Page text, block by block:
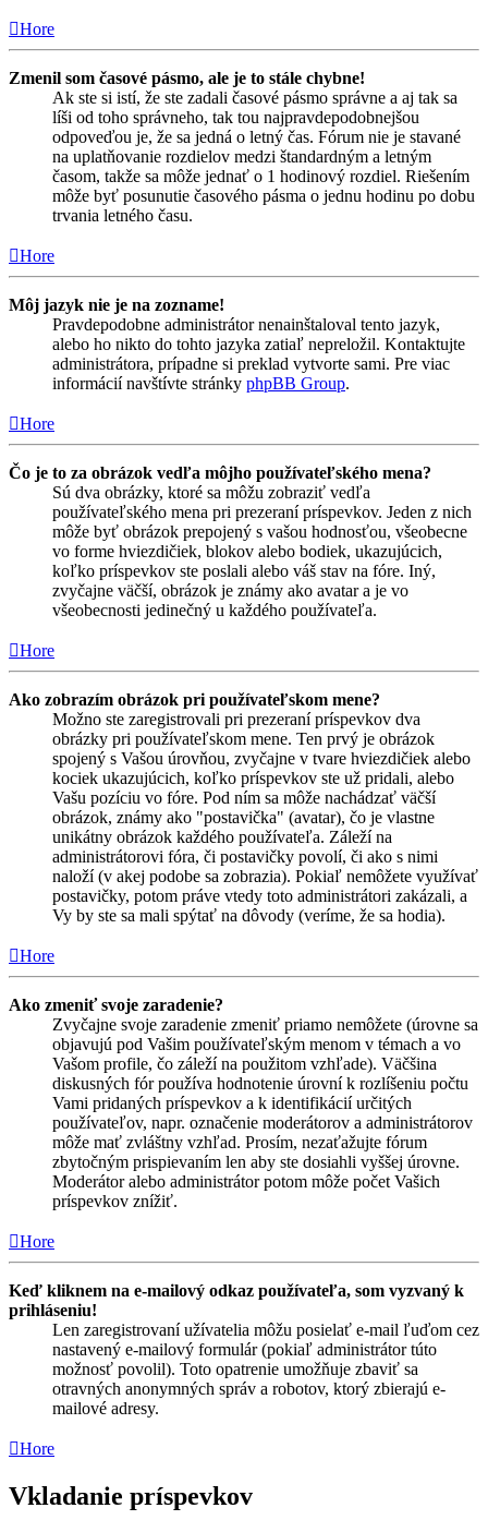
Hore
Zmenil som časové pásmo, ale je to stále chybne!
Ak ste si istí, že ste zadali časové pásmo správne a aj tak sa
líši od toho správneho, tak tou najpravdepodobnejšou
odpoveďou je, že sa jedná o letný čas. Fórum nie je stavané
na uplatňovanie rozdielov medzi štandardným a letným
časom, takže sa môže jednať o 1 hodinový rozdiel. Riešením
môže byť posunutie časového pásma o jednu hodinu po dobu
trvania letného času.
Hore
Môj jazyk nie je na zozname!
Pravdepodobne administrátor nenainštaloval tento jazyk,
alebo ho nikto do tohto jazyka zatiaľ nepreložil. Kontaktujte
administrátora, prípadne si preklad vytvorte sami. Pre viac
informácií navštívte stránky phpBB Group.
Hore
Čo je to za obrázok vedľa môjho používateľského mena?
Sú dva obrázky, ktoré sa môžu zobraziť vedľa
používateľského mena pri prezeraní príspevkov. Jeden z nich
môže byť obrázok prepojený s vašou hodnosťou, všeobecne
vo forme hviezdičiek, blokov alebo bodiek, ukazujúcich,
koľko príspevkov ste poslali alebo váš stav na fóre. Iný,
zvyčajne väčší, obrázok je známy ako avatar a je vo
všeobecnosti jedinečný u každého používateľa.
Hore
Ako zobrazím obrázok pri používateľskom mene?
Možno ste zaregistrovali pri prezeraní príspevkov dva
obrázky pri používateľskom mene. Ten prvý je obrázok
spojený s Vašou úrovňou, zvyčajne v tvare hviezdičiek alebo
kociek ukazujúcich, koľko príspevkov ste už pridali, alebo
Vašu pozíciu vo fóre. Pod ním sa môže nachádzať väčší
obrázok, známy ako "postavička" (avatar), čo je vlastne
unikátny obrázok každého používateľa. Záleží na
administrátorovi fóra, či postavičky povolí, či ako s nimi
naloží (v akej podobe sa zobrazia). Pokiaľ nemôžete využívať
postavičky, potom práve vtedy toto administrátori zakázali, a
Vy by ste sa mali spýtať na dôvody (veríme, že sa hodia).
Hore
Ako zmeniť svoje zaradenie?
Zvyčajne svoje zaradenie zmeniť priamo nemôžete (úrovne sa
objavujú pod Vašim používateľským menom v témach a vo
Vašom profile, čo záleží na použitom vzhľade). Väčšina
diskusných fór používa hodnotenie úrovní k rozlíšeniu počtu
Vami pridaných príspevkov a k identifikácií určitých
používateľov, napr. označenie moderátorov a administrátorov
môže mať zvláštny vzhľad. Prosím, nezaťažujte fórum
zbytočným prispievaním len aby ste dosiahli vyššej úrovne.
Moderátor alebo administrátor potom môže počet Vašich
príspevkov znížiť.
Hore
Keď kliknem na e-mailový odkaz používateľa, som vyzvaný k
prihláseniu!
Len zaregistrovaní užívatelia môžu posielať e-mail ľuďom cez
nastavený e-mailový formulár (pokiaľ administrátor túto
možnosť povolil). Toto opatrenie umožňuje zbaviť sa
otravných anonymných správ a robotov, ktorý zbierajú e-
mailové adresy.
Hore
Vkladanie príspevkov